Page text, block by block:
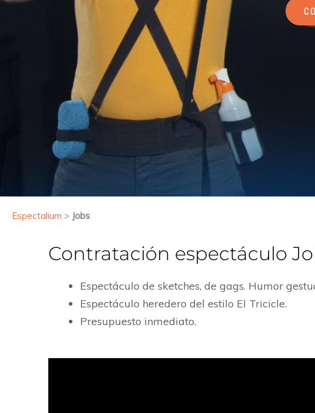
Espectalium > Jobs
Contratación espectáculo
Espectáculo de sketches, de gags. Humor
Espectáculo heredero del estilo El Tricicle.
Presupuesto inmediato.